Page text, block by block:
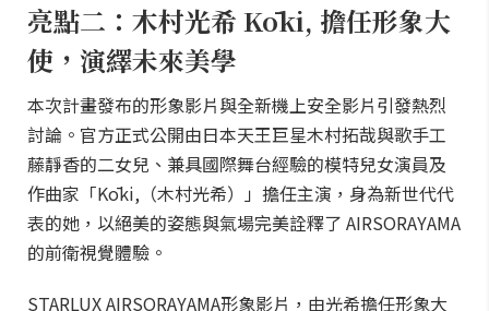
亮點二：木村光希 Kōki, 擔任形象大
使，演繹未來美學
本次計畫發布的形象影片與全新機上安全影片引發熱烈
討論。官方正式公開由日本天王巨星木村拓哉與歌手工
藤靜香的二女兒、兼具國際舞台經驗的模特兒女演員及
作曲家「Kōki,（木村光希）」擔任主演，身為新世代代
表的她，以絕美的姿態與氣場完美詮釋了 AIRSORAYAMA
的前衛視覺體驗。
STARLUX AIRSORAYAMA形象影片，由光希擔任形象大